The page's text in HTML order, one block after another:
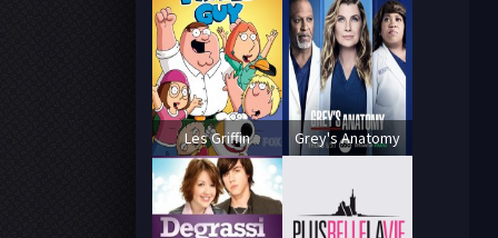
Les Griffin Grey's Anatomy